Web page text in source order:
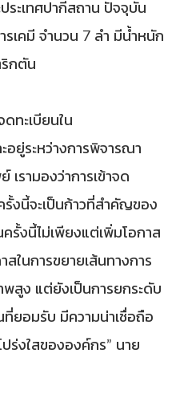
ระเทศปากีสถาน ปัจจุบัน
รเคมี จำนวน 7 ลำ มีน้ำหนัก
ริกตัน
ดทะเบียนใน
อยู่ระหว่างการพิจารณา
รามองว่าการเข้าจด
งนี้จะเป็นก้าวที่สำคัญของ
รั้งนี้ไม่เพียงแต่เพิ่มโอกาส
สในการขยายเส้นทางการ
พสูง แต่ยังเป็นการยกระดับ
ที่ยอมรับ มีความน่าเชื่อถือ
ร่งใสขององค์กร” นาย